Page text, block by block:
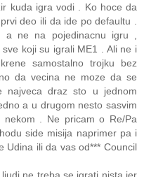
kuda igra vodi . Ko hoce da
deo ili da ide po defaultu .
ne na pojedinacnu igru ,
koji su igrali ME1 . Ali ne i
samostalno trojku bez
da vecina ne moze da se
draz sto u jednom
a u drugom nesto sasvim
. Ne pricam o Re/Pa
side misija naprimer pa i
Udina ili da vas od*** Council